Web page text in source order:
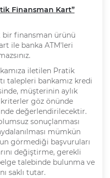
Finansman Kart”
bir finansman ürünü
ile banka ATM'leri
iletilen Pratik
talepleri bankamız kredi
müşterinin aylık
göz önünde
değerlendirilecektir.
sonuçlanması
mümkün
görmediği başvuruları
değiştirme, gerekli
talebinde bulunma ve
saklı tutar.